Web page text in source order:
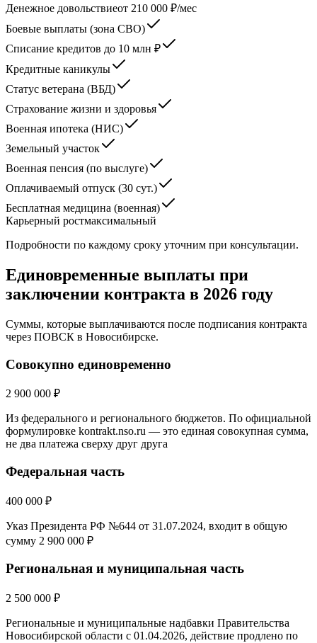
Денежное довольствиеот 210 000 ₽/мес
Боевые выплаты (зона СВО)
Списание кредитов до 10 млн ₽
Кредитные каникулы
Статус ветерана (ВБД)
Страхование жизни и здоровья
Военная ипотека (НИС)
Земельный участок
Военная пенсия (по выслуге)
Оплачиваемый отпуск (30 сут.)
Бесплатная медицина (военная)
Карьерный ростмаксимальный
Подробности по каждому сроку уточним при консультации.
Единовременные выплаты при
заключении контракта в 2026 году
Суммы, которые выплачиваются после подписания контракта
через ПОВСК в Новосибирске.
Совокупно единовременно
2 900 000 ₽
Из федерального и регионального бюджетов. По официальной
формулировке kontrakt.nso.ru — это единая совокупная сумма,
не два платежа сверху друг друга
Федеральная часть
400 000 ₽
Указ Президента РФ №644 от 31.07.2024, входит в общую
сумму 2 900 000 ₽
Региональная и муниципальная часть
2 500 000 ₽
Региональные и муниципальные надбавки Правительства
Новосибирской области с 01.04.2026, действие продлено по